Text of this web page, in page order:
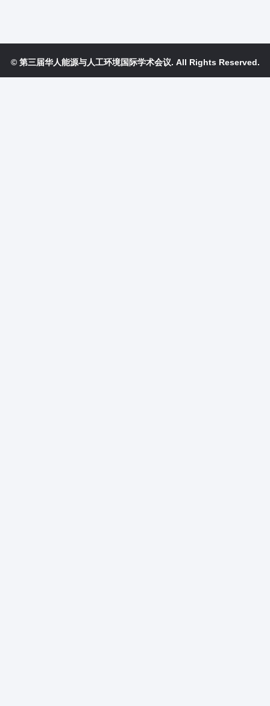
© 第三届华人能源与人工环境国际学术会议. All Rights Reserved.